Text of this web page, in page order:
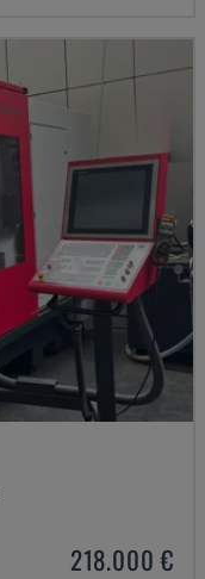
218.000 €